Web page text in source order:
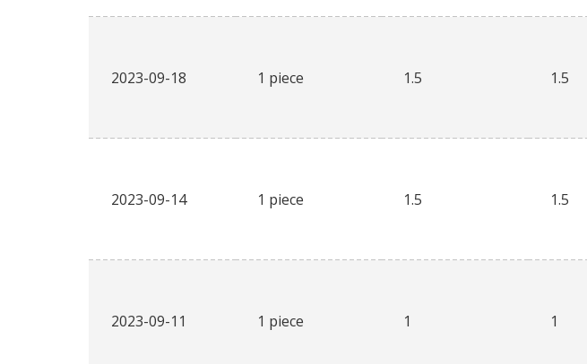
2023-09-18 1 piece 1.5 1.5
2023-09-14 1 piece 1.5 1.5
2023-09-11 1 piece 1 1